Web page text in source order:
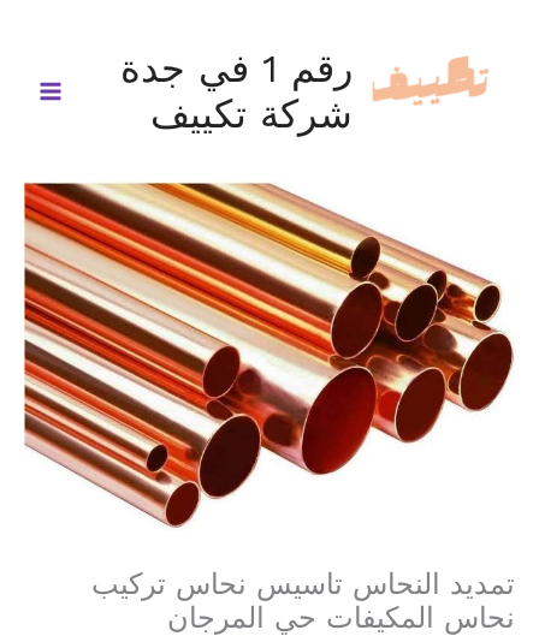
المحتوى
رقم 1 في جدة
شركة تكييف
تمديد النحاس تاسيس نحاس تركيب
نحاس المكيفات حي المرجان